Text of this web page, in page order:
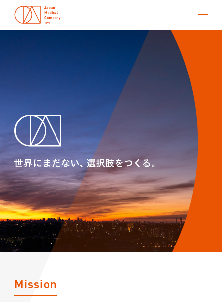
About us
Career
Research
Contact
Transparency
News
JP EN
Mission